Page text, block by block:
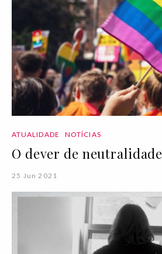
ATUALIDADE NOTÍCIAS
O dever de neutralidade
25 Jun 2021